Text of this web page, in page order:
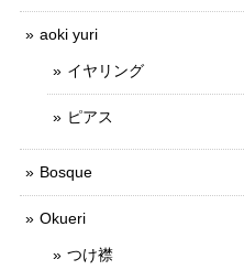
aoki yuri
イヤリング
ピアス
Bosque
Okueri
つけ襟